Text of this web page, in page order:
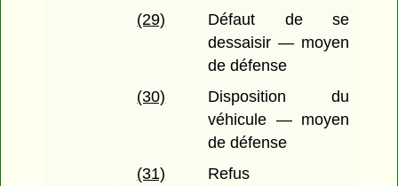
(29)
Défaut de se
dessaisir — moyen
de défense
(30)
Disposition du
véhicule — moyen
de défense
(31)
Refus